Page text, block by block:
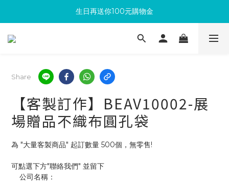
滿300回饋10%購物金
生日再送你100元購物金
加入成為新會員 馬上領取50元購物金
Share
【客製訂作】BEAV10002-展
場贈品不織布圓孔袋
為 "大量客製商品" 起訂數量 500個，無零售!
可點選下方"聯絡我們" 並留下
    公司名稱：